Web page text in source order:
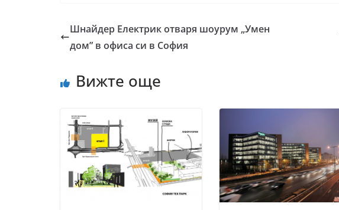
Шнайдер Електрик отваря шоурум „Умен
дом” в офиса си в София
Вижте още